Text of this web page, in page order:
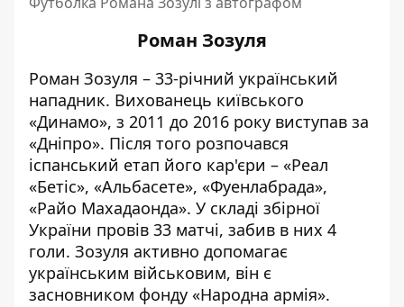
Роман Зозуля
Роман Зозуля – 33-річний український
нападник. Вихованець київського
«Динамо», з 2011 до 2016 року виступав за
«Дніпро». Після того розпочався
іспанський етап його кар'єри – «Реал
«Бетіс», «Альбасете», «Фуенлабрада»,
«Райо Махадаонда». У складі збірної
України провів 33 матчі, забив в них 4
голи. Зозуля активно допомагає
українським військовим, він є
засновником фонду «Народна армія».